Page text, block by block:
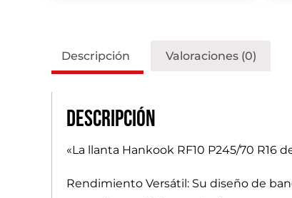
Descripción Valoraciones (0)
Descripción
«La llanta Hankook RF10 P245/70 R16
Rendimiento Versátil: Su diseño de